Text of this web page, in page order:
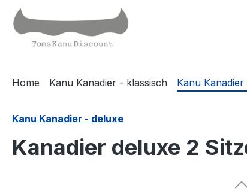
Zur Hauptnavigation springen
Home Kanu Kanadier - klassisch Kanu
Kanu Kanadier - deluxe
Kanadier deluxe 2